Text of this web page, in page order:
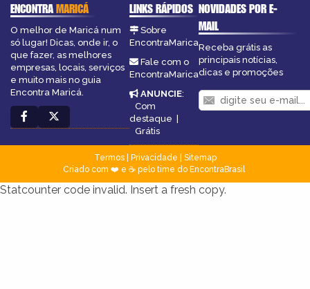
ENCONTRAMARICÁ
O melhor de Maricá num
só lugar! Dicas, onde ir, o
que fazer, as melhores
empresas, locais, serviços
e muito mais no guia
Encontra Maricá.
LINKS RÁPIDOS
Sobre
EncontraMarica
Fale com o
EncontraMarica
ANUNCIE:
Com
destaque |
Grátis
NOVIDADES POR E-
MAIL
Receba grátis as
principais notícias,
dicas e promoções
Termos| Privacidade
Sitemap
Criado com ❤️ e ☕ pelo time do EncontraBrasil
Statcounter code invalid. Insert a fresh copy.